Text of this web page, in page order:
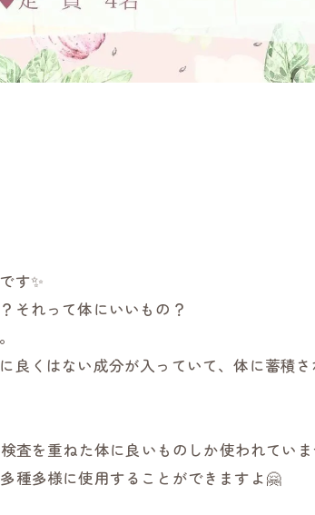
す✨
それって体にいいもの？
良くはない成分が入っていて、体に蓄積
査を重ねた体に良いものしか使われてい
種多様に使用することができますよ🤗